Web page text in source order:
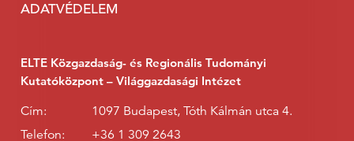
ADATVÉDELEM
ELTE Közgazdaság- és Regionális Tudományi
Kutatóközpont – Világgazdasági Intézet
Cím:
1097 Budapest, Tóth Kálmán utca 4.
Telefon:
+36 1 309 2643